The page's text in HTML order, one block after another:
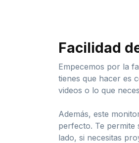
Facilidad
Empecemos por la
tienes que hacer es
videos o lo que
Además, este
perfecto. Te permite
lado, si necesitas